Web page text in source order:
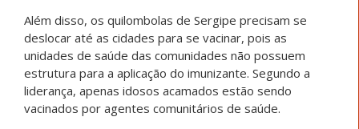
Além disso, os quilombolas de Sergipe precisam se
deslocar até as cidades para se vacinar, pois as
unidades de saúde das comunidades não possuem
estrutura para a aplicação do imunizante. Segundo a
liderança, apenas idosos acamados estão sendo
vacinados por agentes comunitários de saúde.